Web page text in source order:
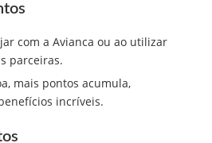
com a Avianca ou ao utilizar
parceiras.
mais pontos acumula,
incríveis.